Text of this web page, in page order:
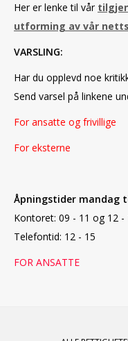
Her er lenke til vår
utforming av vår
VARSLING:
Har du opplevd noe
Send varsel på linkene
For ansatte og frivillige
For eksterne
Åpningstider mandag
Kontoret: 09 - 11 og 12 -
Telefontid: 12 - 15
FOR ANSATTE